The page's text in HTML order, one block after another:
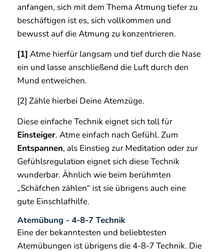
anfangen, sich mit dem Thema Atmung tiefer zu
beschäftigen ist es, sich vollkommen und
bewusst auf die Atmung zu konzentrieren.
[1] Atme hierfür langsam und tief durch die Nase
ein und lasse anschließend die Luft durch den
Mund entweichen.
[2] Zähle hierbei Deine Atemzüge.
Diese einfache Technik eignet sich toll für
Einsteiger. Atme einfach nach Gefühl. Zum
Entspannen, als Einstieg zur Meditation oder zur
Gefühlsregulation eignet sich diese Technik
wunderbar. Ähnlich wie beim berühmten
„Schäfchen zählen“ ist sie übrigens auch eine
gute Einschlafhilfe.
Atemübung - 4-8-7 Technik
Eine der bekanntesten und beliebtesten
Atemübungen ist übrigens die 4-8-7 Technik. Die